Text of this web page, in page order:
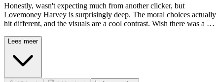
Honestly, wasn't expecting much from another clicker, but
Lovemoney Harvey is surprisingly deep. The moral choices actually
hit different, and the visuals are a cool contrast. Wish there was a bit
Lees meer